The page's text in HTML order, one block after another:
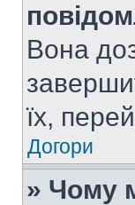
Вона
їх,
Догори
» Чому